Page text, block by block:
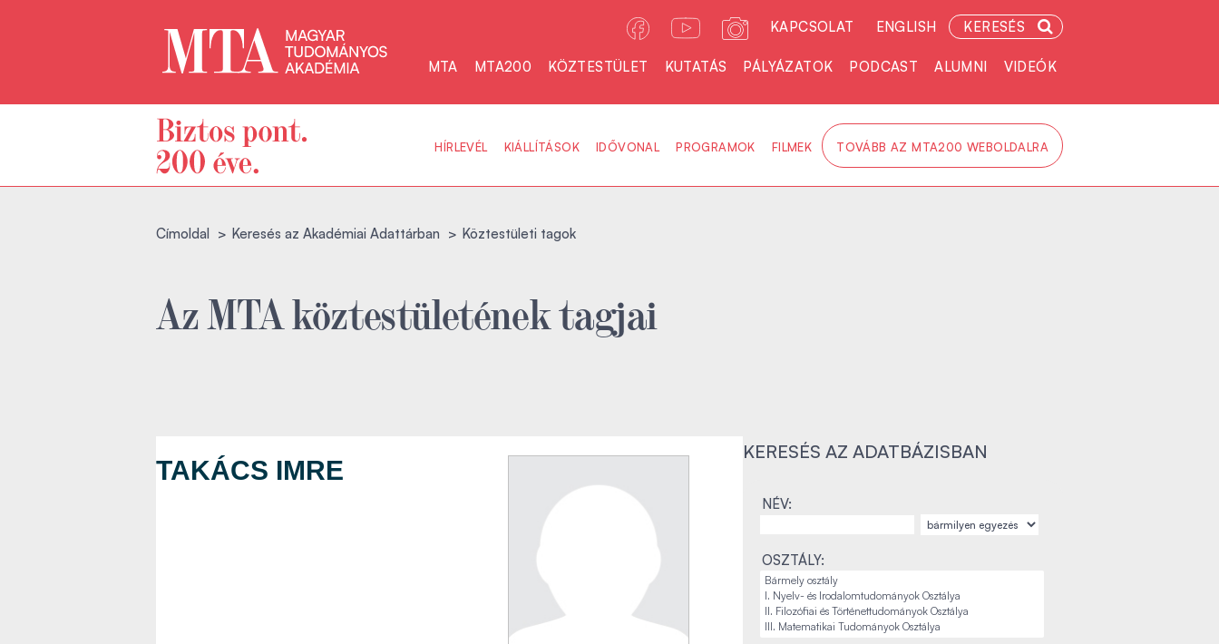
KAPCSOLAT ENGLISH KERESÉS
MTA MTA200 KÖZTESTÜLET KUTATÁS PÁLYÁZATOK PODCAST ALUMNI VIDEÓK
HÍRLEVÉL KIÁLLÍTÁSOK IDŐVONAL PROGRAMOK FILMEK TOVÁBB AZ MTA200 WEBOLDALRA
Címoldal Keresés az Akadémiai Adattárban Köztestületi tagok
Az MTA köztestületének tagjai
TAKÁCS IMRE
KERESÉS AZ ADATBÁZISBAN
NÉV:
OSZTÁLY: